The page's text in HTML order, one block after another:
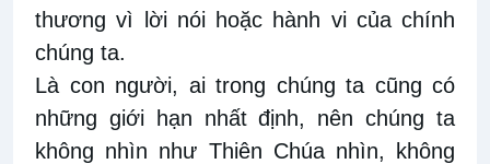
thương vì lời nói hoặc hành vi của chính
chúng ta.
Là con người, ai trong chúng ta cũng có
những giới hạn nhấtđịnh, nên chúng ta
không nhìn như Thiên Chúa nhìn, không